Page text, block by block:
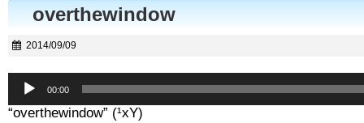
overthewindow
2014/09/09
プ
00:00
“overthewindow” (¹xY)